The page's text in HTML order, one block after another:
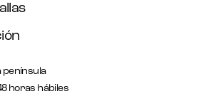
península
horas hábiles